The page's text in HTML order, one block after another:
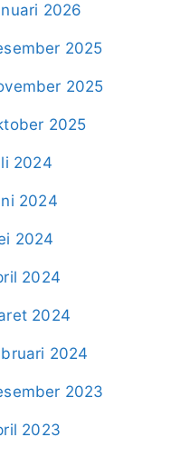
2026
2025
2025
2025
2024
2024
2024
2024
2024
2024
2023
2023